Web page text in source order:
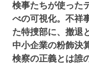
検事たちが使った
べの可視化。不祥
た特捜部に、撤退
中小企業の粉飾決
検察の正義とは誰